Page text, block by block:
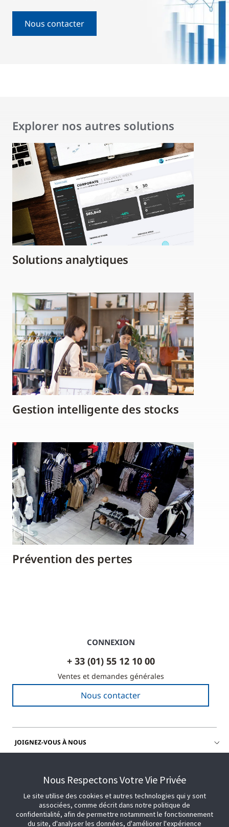
Nous contacter
Explorer nos autres solutions
Solutions analytiques
Gestion intelligente des stocks
Prévention des pertes
CONNEXION
+ 33 (01) 55 12 10 00
Ventes et demandes générales
Nous contacter
JOIGNEZ-VOUS À NOUS
Nous Respectons Votre Vie Privée
Le site utilise des cookies et autres technologies qui y sont
associées, comme décrit dans notre politique de
confidentialité, afin de permettre notamment le fonctionnement
du site, d'analyser les données, d'améliorer l'expérience